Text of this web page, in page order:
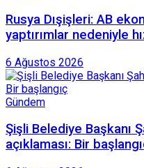
Rusya Dışişleri: AB
yaptırımlar nedeniyle
6 Ağustos 2026
Gündem
Şişli Belediye Başkanı
açıklaması: Bir